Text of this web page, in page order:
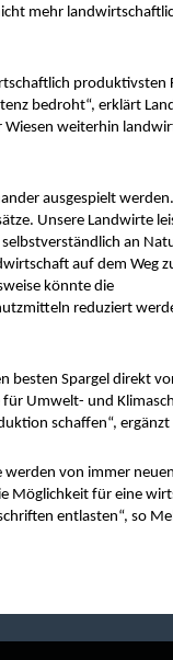
mehr
produktivsten
bedroht“, erklärt
Wiesen weiterhin
ausgespielt
Unsere Landwirte
an
auf dem Weg
könnte die
reduziert
besten Spargel direkt
Umwelt- und
schaffen“, ergänzt
werden von immer neuen
Möglichkeit für eine
entlasten“, so